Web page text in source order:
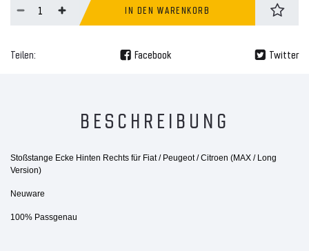
IN DEN WARENKORB
Teilen: Facebook Twitter
BESCHREIBUNG
Stoßstange Ecke Hinten Rechts für Fiat / Peugeot / Citroen (MAX / Long
Version)
Neuware
100% Passgenau